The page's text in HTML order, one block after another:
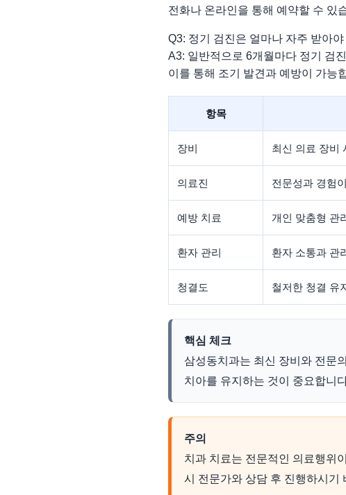
전화나 온라인을 통해 예약할 수 있
Q3: 정기 검진은 얼마나 자주 받아
A3: 일반적으로 6개월마다 정기 검
이를 통해 조기 발견과 예방이 가능
항목
장비 최신 의료 장비
의료진 전문성과 경험
예방 치료 개인 맞춤형 관
환자 관리 환자 소통과 관
청결도 철저한 청결 유
핵심 체크
삼성동치과는 최신 장비와 전문
치아를 유지하는 것이 중요합니
주의
치과 치료는 전문적인 의료행위
시 전문가와 상담 후 진행하시기